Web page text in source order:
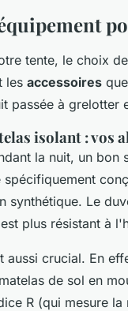
tente, le choix
les accessoires
passée à grelotter
isolant : vos
la nuit, un bon
synthétique. Le
plus résistant à
aussi crucial. En
de sol en
R (qui mesure